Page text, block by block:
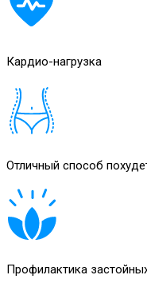
Кардио-нагрузка
Отличный способ
Профилактика